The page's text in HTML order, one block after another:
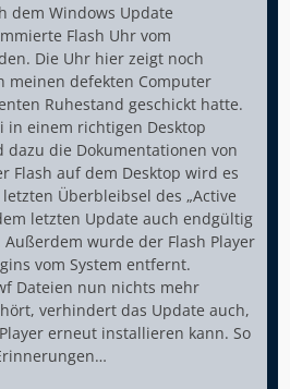
dem Windows Update
Flash Uhr vom
Die Uhr hier zeigt noch
meinen defekten Computer
Ruhestand geschickt hatte.
in einem richtigen Desktop
dazu die Dokumentationen von
Flash auf dem Desktop wird es
Überbleibsel des „Active
letzten Update auch endgültig
wurde der Flash Player
vom System entfernt.
Dateien nun nichts mehr
verhindert das Update auch,
erneut installieren kann. So